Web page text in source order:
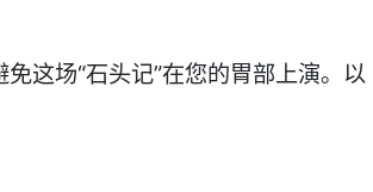
这场“石头记”在您的胃部上演。以